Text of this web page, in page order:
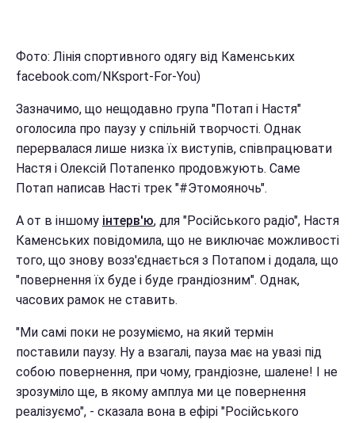
Фото: Лінія спортивного одягу від Каменських
facebook.com/NKsport-For-You)
Зазначимо, що нещодавно група "Потап і Настя"
оголосила про паузу у спільній творчості. Однак
перервалася лише низка їх виступів, співпрацювати
Настя і Олексій Потапенко продовжують. Саме
Потап написав Насті трек "#Этомояночь".
А от в іншому інтерв'ю, для "Російського радіо", Настя
Каменських повідомила, що не виключає можливості
того, що знову возз'єднається з Потапом і додала, що
"повернення їх буде і буде грандіозним". Однак,
часових рамок не ставить.
"Ми самі поки не розуміємо, на який термін
поставили паузу. Ну а взагалі, пауза має на увазі під
собою повернення, при чому, грандіозне, шалене! І не
зрозуміло ще, в якому амплуа ми це повернення
реалізуємо", - сказала вона в ефірі "Російського